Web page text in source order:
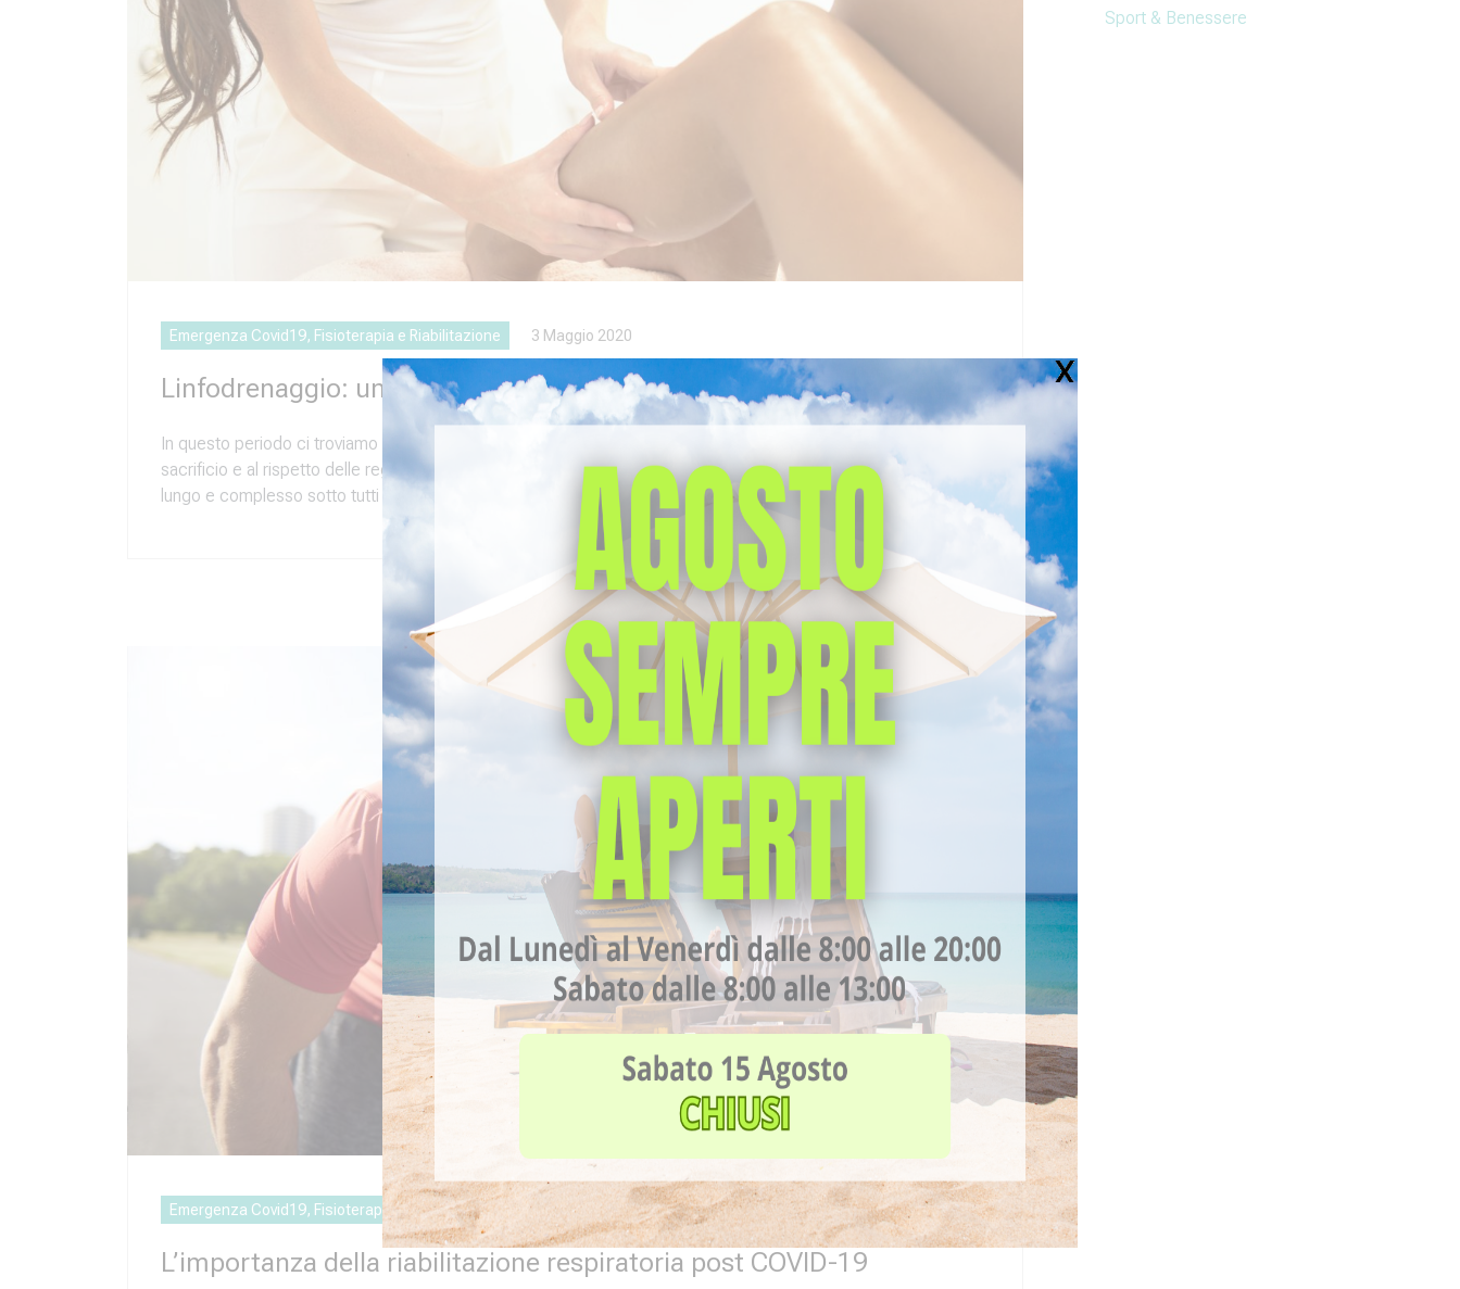
Emergenza Covid19, Fisioterapia e Riabilitazione 3 Maggio 2020
Linfodrenaggio: una terapia utile durante l’emergenza Covid19
In questo periodo ci troviamo a sentir parlare della fase 2 del post COVID-19, una fase raggiunta grazie al
sacrificio e al rispetto delle regole da parte di tutta la popolazione. Il ritorno alla normalità sarà un processo
lungo e complesso sotto tutti i punti di vista, è fondamentale discutere sugli effetti che il Covid-19…
Emergenza Covid19, Fisioterapia e Riabilitazione 1 Maggio 2020
L’importanza della riabilitazione respiratoria post COVID-19
Sport & Benessere